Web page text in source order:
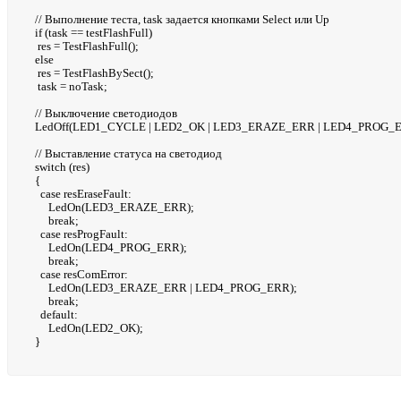
// Выполнение теста, task задается кнопками Select или Up
if (task == testFlashFull)
res = TestFlashFull();
else
res = TestFlashBySect();
task = noTask;
// Выключение светодиодов
LedOff(LED1_CYCLE | LED2_OK | LED3_ERAZE_ERR |
// Выставление статуса на светодиод
switch (res)
{
case resEraseFault:
LedOn(LED3_ERAZE_ERR);
break;
case resProgFault:
LedOn(LED4_PROG_ERR);
break;
case resComError:
LedOn(LED3_ERAZE_ERR | LED4_PROG_ERR);
break;
default:
LedOn(LED2_OK);
}